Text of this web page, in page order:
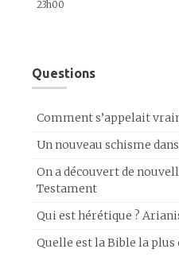
23h00
Questions
Comment s’appelait
Un nouveau schisme
On a découvert de
Testament
Qui est hérétique ?
Quelle est la Bible la plus